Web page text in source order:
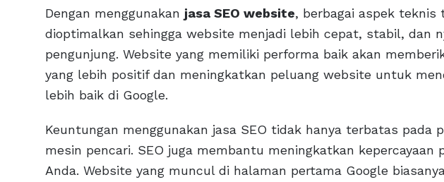
Dengan menggunakan jasa SEO website, berbagai aspek
dioptimalkan sehingga website menjadi lebih cepat, stabil, dan
pengunjung. Website yang memiliki performa baik akan
yang lebih positif dan meningkatkan peluang website untuk
lebih baik di Google.
Keuntungan menggunakan jasa SEO tidak hanya terbatas pada
mesin pencari. SEO juga membantu meningkatkan kepercayaan
Anda. Website yang muncul di halaman pertama Google